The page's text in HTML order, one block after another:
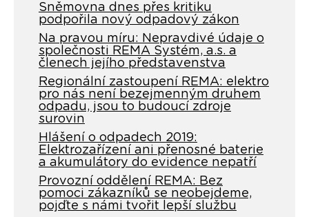
Sněmovna dnes přes kritiku
podpořila nový odpadový zákon
Na pravou míru: Nepravdivé údaje o
společnosti REMA Systém, a.s. a
členech jejího představenstva
Regionální zastoupení REMA: elektro
pro nás není bezejmenným druhem
odpadu, jsou to budoucí zdroje
surovin
Hlášení o odpadech 2019:
Elektrozařízení ani přenosné baterie
a akumulátory do evidence nepatří
Provozní oddělení REMA: Bez
pomoci zákazníků se neobejdeme,
pojďte s námi tvořit lepší službu